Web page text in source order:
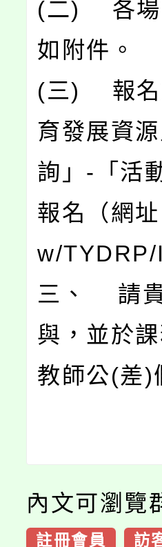
(二) 各場
如附件。
(三) 報名
育發展資
詢」-「活
報名（網
w/
三、 請貴
與，並於
教師公(差)
內文可瀏覽
註冊會員 訪